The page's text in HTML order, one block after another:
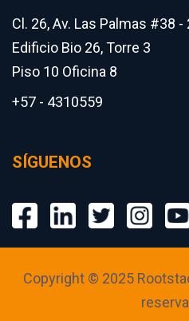
Cl. 26, Av. Las Palmas #38
Edificio Bio 26, Torre 3
Piso 10 Oficina 8
+57 - 4310559
SÍGUENOS
Copyright © 2025